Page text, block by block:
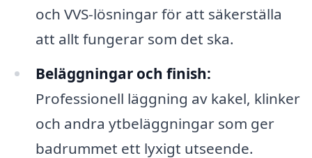
och VVS-lösningar för att säkerställa
att allt fungerar som det ska.
Beläggningar och finish:
Professionell läggning av kakel, klinker
och andra ytbeläggningar som ger
badrummet ett lyxigt utseende.